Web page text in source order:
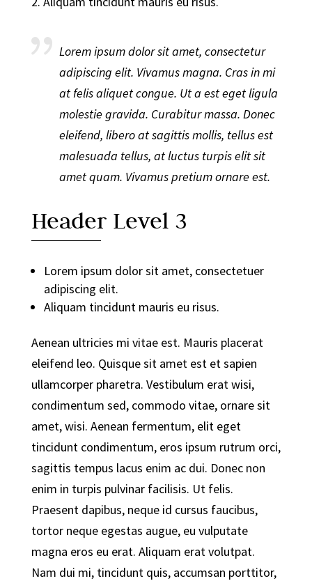
Lorem ipsum dolor sit amet, consectetur
adipiscing elit. Vivamus magna. Cras in mi
at felis aliquet congue. Ut a est eget ligula
molestie gravida. Curabitur massa. Donec
eleifend, libero at sagittis mollis, tellus est
malesuada tellus, at luctus turpis elit sit
amet quam. Vivamus pretium ornare est.
Header Level 3
Lorem ipsum dolor sit amet, consectetuer
adipiscing elit.
Aliquam tincidunt mauris eu risus.
Aenean ultricies mi vitae est. Mauris placerat
eleifend leo. Quisque sit amet est et sapien
ullamcorper pharetra. Vestibulum erat wisi,
condimentum sed, commodo vitae, ornare sit
amet, wisi. Aenean fermentum, elit eget
tincidunt condimentum, eros ipsum rutrum orci,
sagittis tempus lacus enim ac dui. Donec non
enim in turpis pulvinar facilisis. Ut felis.
Praesent dapibus, neque id cursus faucibus,
tortor neque egestas augue, eu vulputate
magna eros eu erat. Aliquam erat volutpat.
Nam dui mi, tincidunt quis, accumsan porttitor,